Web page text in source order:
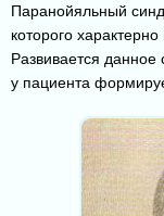
Паранойяльный
которого
Развивается
у пациента